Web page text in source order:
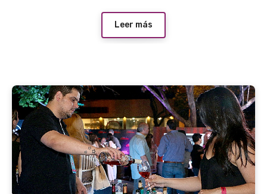
Leer más